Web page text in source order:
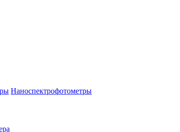
Наноспектрофотометры